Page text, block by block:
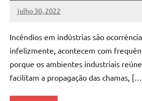
julho 30, 2022
DafoBrasil
Nenhum
Incêndios em indústrias são
infelizmente, acontecem com
porque os ambientes industriais
facilitam a propagação das chamas,